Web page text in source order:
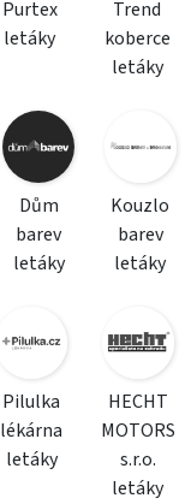
Purtex
letáky
Trend
koberce
letáky
Dům
barev
letáky
Kouzlo
barev
letáky
Pilulka
lékárna
letáky
HECHT
MOTORS
s.r.o.
letáky